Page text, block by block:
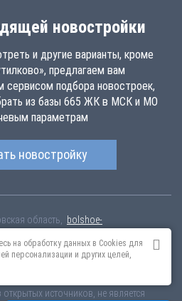
новостройки
и другие варианты, кроме
предлагаем вам
сервисом подбора новостроек,
из базы 665 ЖК в МСК и МО
параметрам
новостройку
область,
bolshoe-
квартиру в новом жилом комплексе
«Самолет»» в Красногорском
от 6.63 млн рублей!
источников, не является
на обработку данных в Cookies для
персонализации и других целей,